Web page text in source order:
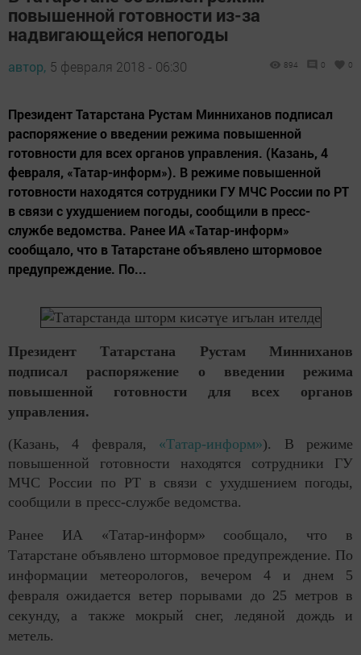
повышенной готовности из-за
надвигающейся непогоды
автор, 5 февраля 2018 - 06:30 894 0 0
Президент Татарстана Рустам Минниханов подписал
распоряжение о введении режима повышенной
готовности для всех органов управления. (Казань, 4
февраля, «Татар-информ»). В режиме повышенной
готовности находятся сотрудники ГУ МЧС России по РТ
в связи с ухудшением погоды, сообщили в пресс-
службе ведомства. Ранее ИА «Татар-информ»
сообщало, что в Татарстане объявлено штормовое
предупреждение. По...
Президент Татарстана Рустам Минниханов
подписал распоряжение о введении режима
повышенной готовности для всех органов
управления.
(Казань, 4 февраля, «Татар-информ»). В режиме
повышенной готовности находятся сотрудники ГУ
МЧС России по РТ в связи с ухудшением погоды,
сообщили в пресс-службе ведомства.
Ранее ИА «Татар-информ» сообщало, что в
Татарстане объявлено штормовое предупреждение. По
информации метеорологов, вечером 4 и днем 5
февраля ожидается ветер порывами до 25 метров в
секунду, а также мокрый снег, ледяной дождь и
метель.